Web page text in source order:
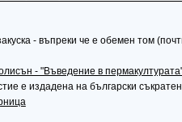
- въпреки че е обемен том
- "Въведение в
е издадена на български